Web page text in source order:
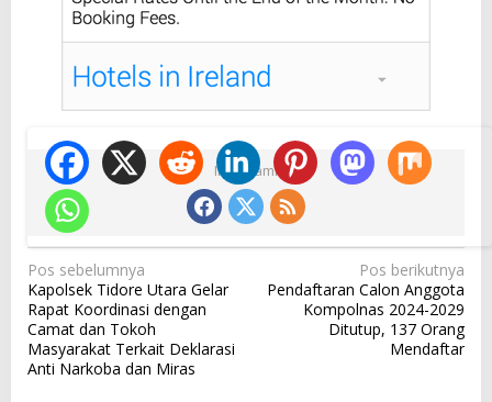
Ikuti Kami
N
a
v
i
Pos sebelumnya
Kapolsek Tidore Utara Gelar
Rapat Koordinasi dengan
Camat dan Tokoh
Masyarakat Terkait Deklarasi
Anti Narkoba dan Miras
Pos berikutnya
Pendaftaran Calon Anggota
Kompolnas 2024-2029
Ditutup, 137 Orang
Mendaftar